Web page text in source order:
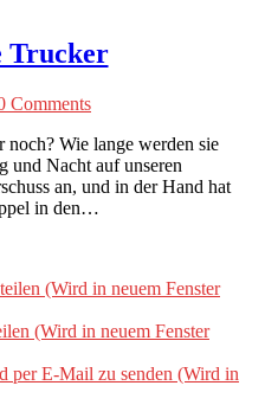
Trucker
Comments
noch? Wie lange werden sie
und Nacht auf unseren
an, und in der Hand hat
in den…
(Wird in neuem Fenster
(Wird in neuem Fenster
per E-Mail zu senden (Wird in